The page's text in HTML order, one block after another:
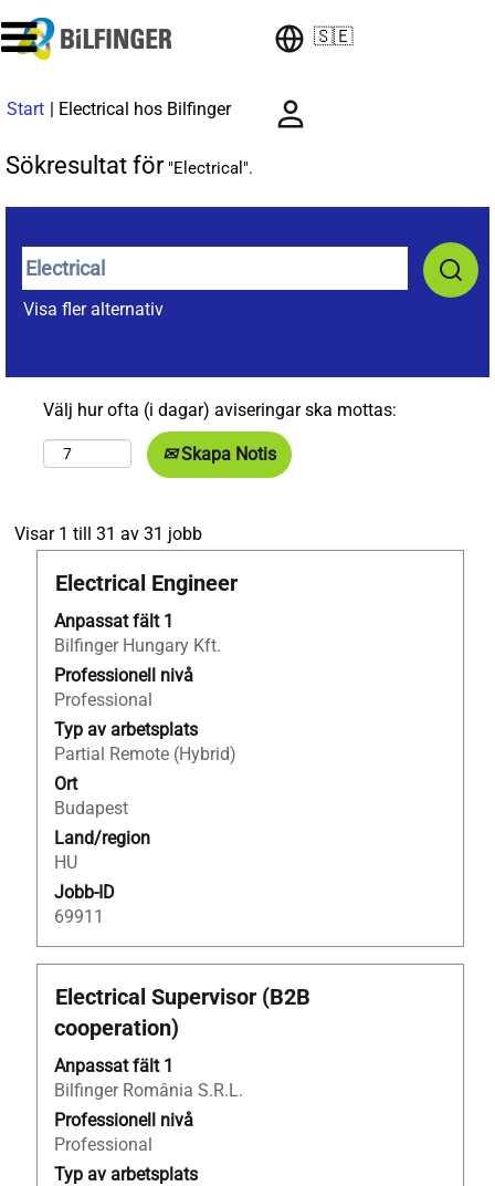
🇸🇪
Start | Electrical hos Bilfinger(aktuell
Sökresultat för"Electrical".
Visa fler alternativ
Välj hur ofta (i dagar) aviseringar ska mottas:
Skapa Notis
Visar 1 till 31 av 31 jobbSökresultat
för
"Electrical".
till
jobb
Välj
för
att
Titel
Electrical Engineer
Anpassat fält 1
Bilfinger Hungary Kft.
Professionell nivå
Professional
Typ av arbetsplats
Partial Remote (Hybrid)
Ort
Budapest
Land/region
HU
Jobb-ID
69911
Klicka
blankstegstangenten
för
att
visa
allt
innehåll
i
jobbeskrivningen.
Titel
Electrical Supervisor (B2B
cooperation)
Anpassat fält 1
Bilfinger România S.R.L.
Professionell nivå
Professional
Typ av arbetsplats
Klicka
blankstegstangenten
för
att
visa
allt
innehåll